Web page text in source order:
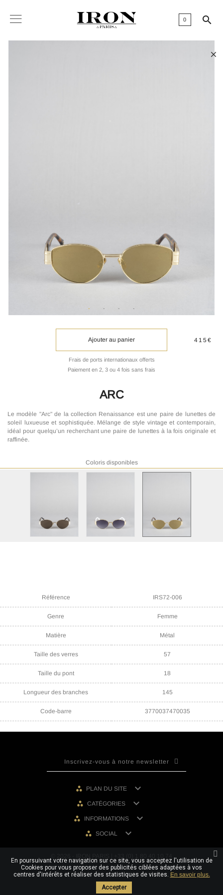
0 

Ajouter au panier
Frais de ports internationaux offerts
Paiement en 2, 3 ou 4 fois sans frais
415€
ARC
Le modèle "Arc" de la collection Renaissance est une paire de lunettes de
soleil luxueuse et sophistiquée. Mélange de style vintage et contemporain,
idéal pour quelqu’un recherchant une paire de lunettes à la fois originale et
raffinée.
Coloris disponibles
Référence IRS72-006
Genre Femme
Matière Métal
Taille des verres 57
Taille du pont 18
Longueur des branches 145
Code-barre 3770037470035
PLAN DU SITE 
CATÉGORIES 
INFORMATIONS 
SOCIAL 
En poursuivant votre navigation sur ce site, vous acceptez l'utilisation de
Cookies pour vous proposer des publicités ciblées adaptées à vos
centres d'intérêts et réaliser des statistiques de visites. En savoir plus.
Accepter